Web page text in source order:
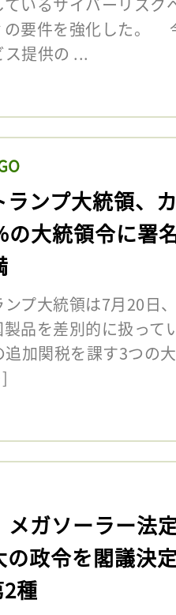
の要件を強化した。
提供の ...
ランプ大統領、
の大統領令に署
プ大統領は7月20日
品を差別的に扱って
加関税を課す3つの
メガソーラー法
の政令を閣議決
種